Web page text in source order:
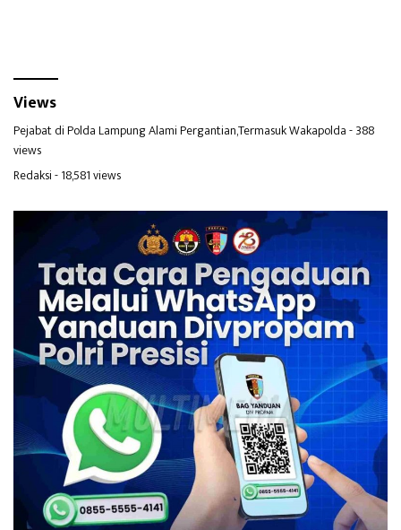
Views
Pejabat di Polda Lampung Alami Pergantian,Termasuk Wakapolda- 388
views
Redaksi- 18,581 views